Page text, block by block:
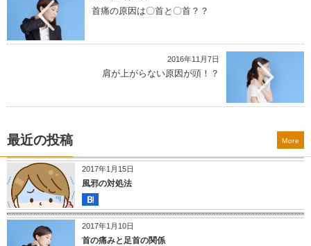
首痛の原因は〇首と〇首？？
2016年11月7日
肩が上がらない原因が頭！？
最近の投稿
2017年1月15日
風邪の対処法
2017年1月10日
首の痛みと足首の関係
More